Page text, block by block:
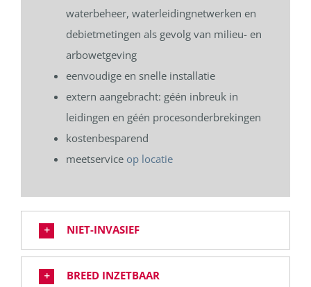
waterbeheer, waterleidingnetwerken en
debietmetingen als gevolg van milieu- en
arbowetgeving
eenvoudige en snelle installatie
extern aangebracht: géén inbreuk in
leidingen en géén procesonderbrekingen
kostenbesparend
meetservice op locatie
NIET-INVASIEF
BREED INZETBAAR